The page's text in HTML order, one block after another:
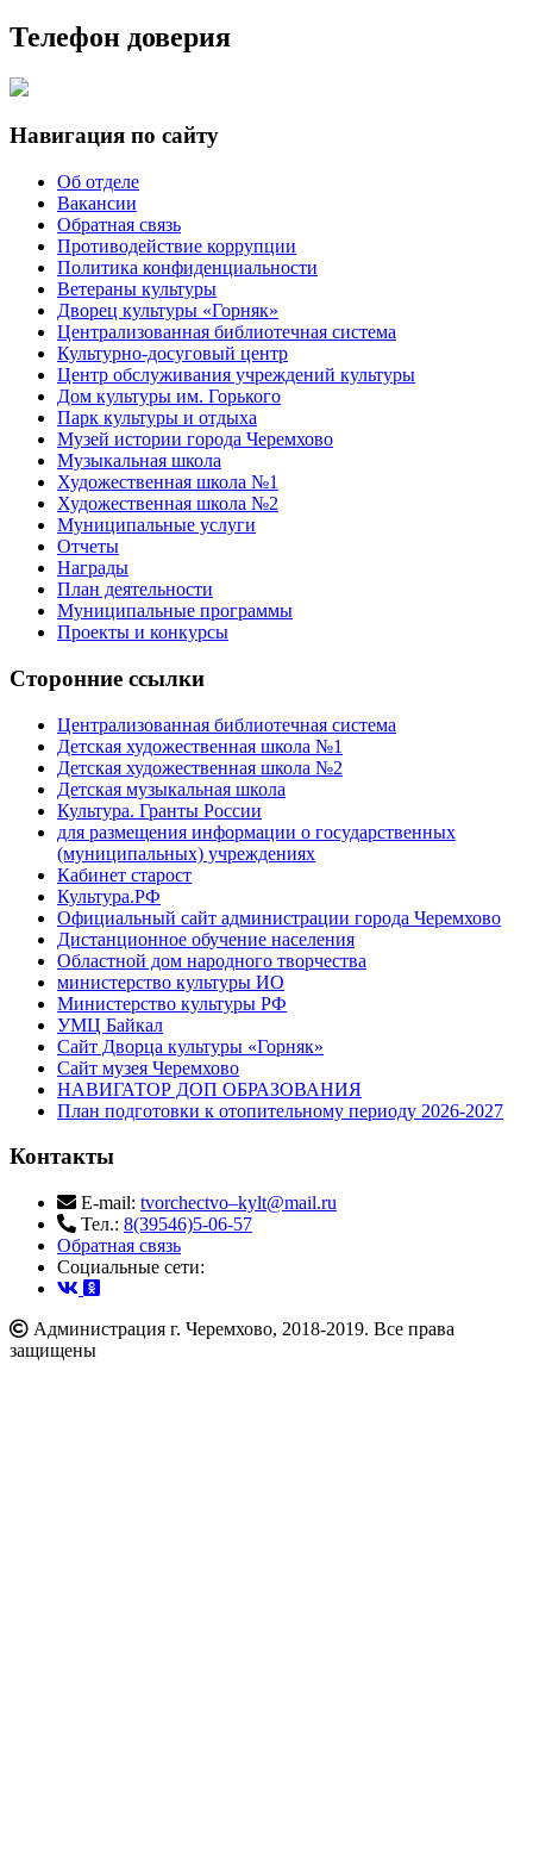
Телефон доверия
Навигация по сайту
Об отделе
Вакансии
Обратная связь
Противодействие коррупции
Политика конфиденциальности
Ветераны культуры
Дворец культуры «Горняк»
Централизованная библиотечная система
Культурно-досуговый центр
Центр обслуживания учреждений культуры
Дом культуры им. Горького
Парк культуры и отдыха
Музей истории города Черемхово
Музыкальная школа
Художественная школа №1
Художественная школа №2
Муниципальные услуги
Отчеты
Награды
План деятельности
Муниципальные программы
Проекты и конкурсы
Сторонние ссылки
Централизованная библиотечная система
Детская художественная школа №1
Детская художественная школа №2
Детская музыкальная школа
Культура. Гранты России
для размещения информации о государственных
(муниципальных) учреждениях
Кабинет старост
Культура.РФ
Официальный сайт администрации города Черемхово
Дистанционное обучение населения
Областной дом народного творчества
министерство культуры ИО
Министерство культуры РФ
УМЦ Байкал
Сайт Дворца культуры «Горняк»
Сайт музея Черемхово
НАВИГАТОР ДОП ОБРАЗОВАНИЯ
План подготовки к отопительному периоду 2026-2027
Контакты
E-mail: tvorchectvo–kylt@mail.ru
Тел.: 8(39546)5-06-57
Обратная связь
Cоциальные сети:
Администрация г. Черемхово, 2018-2019. Все права
защищены